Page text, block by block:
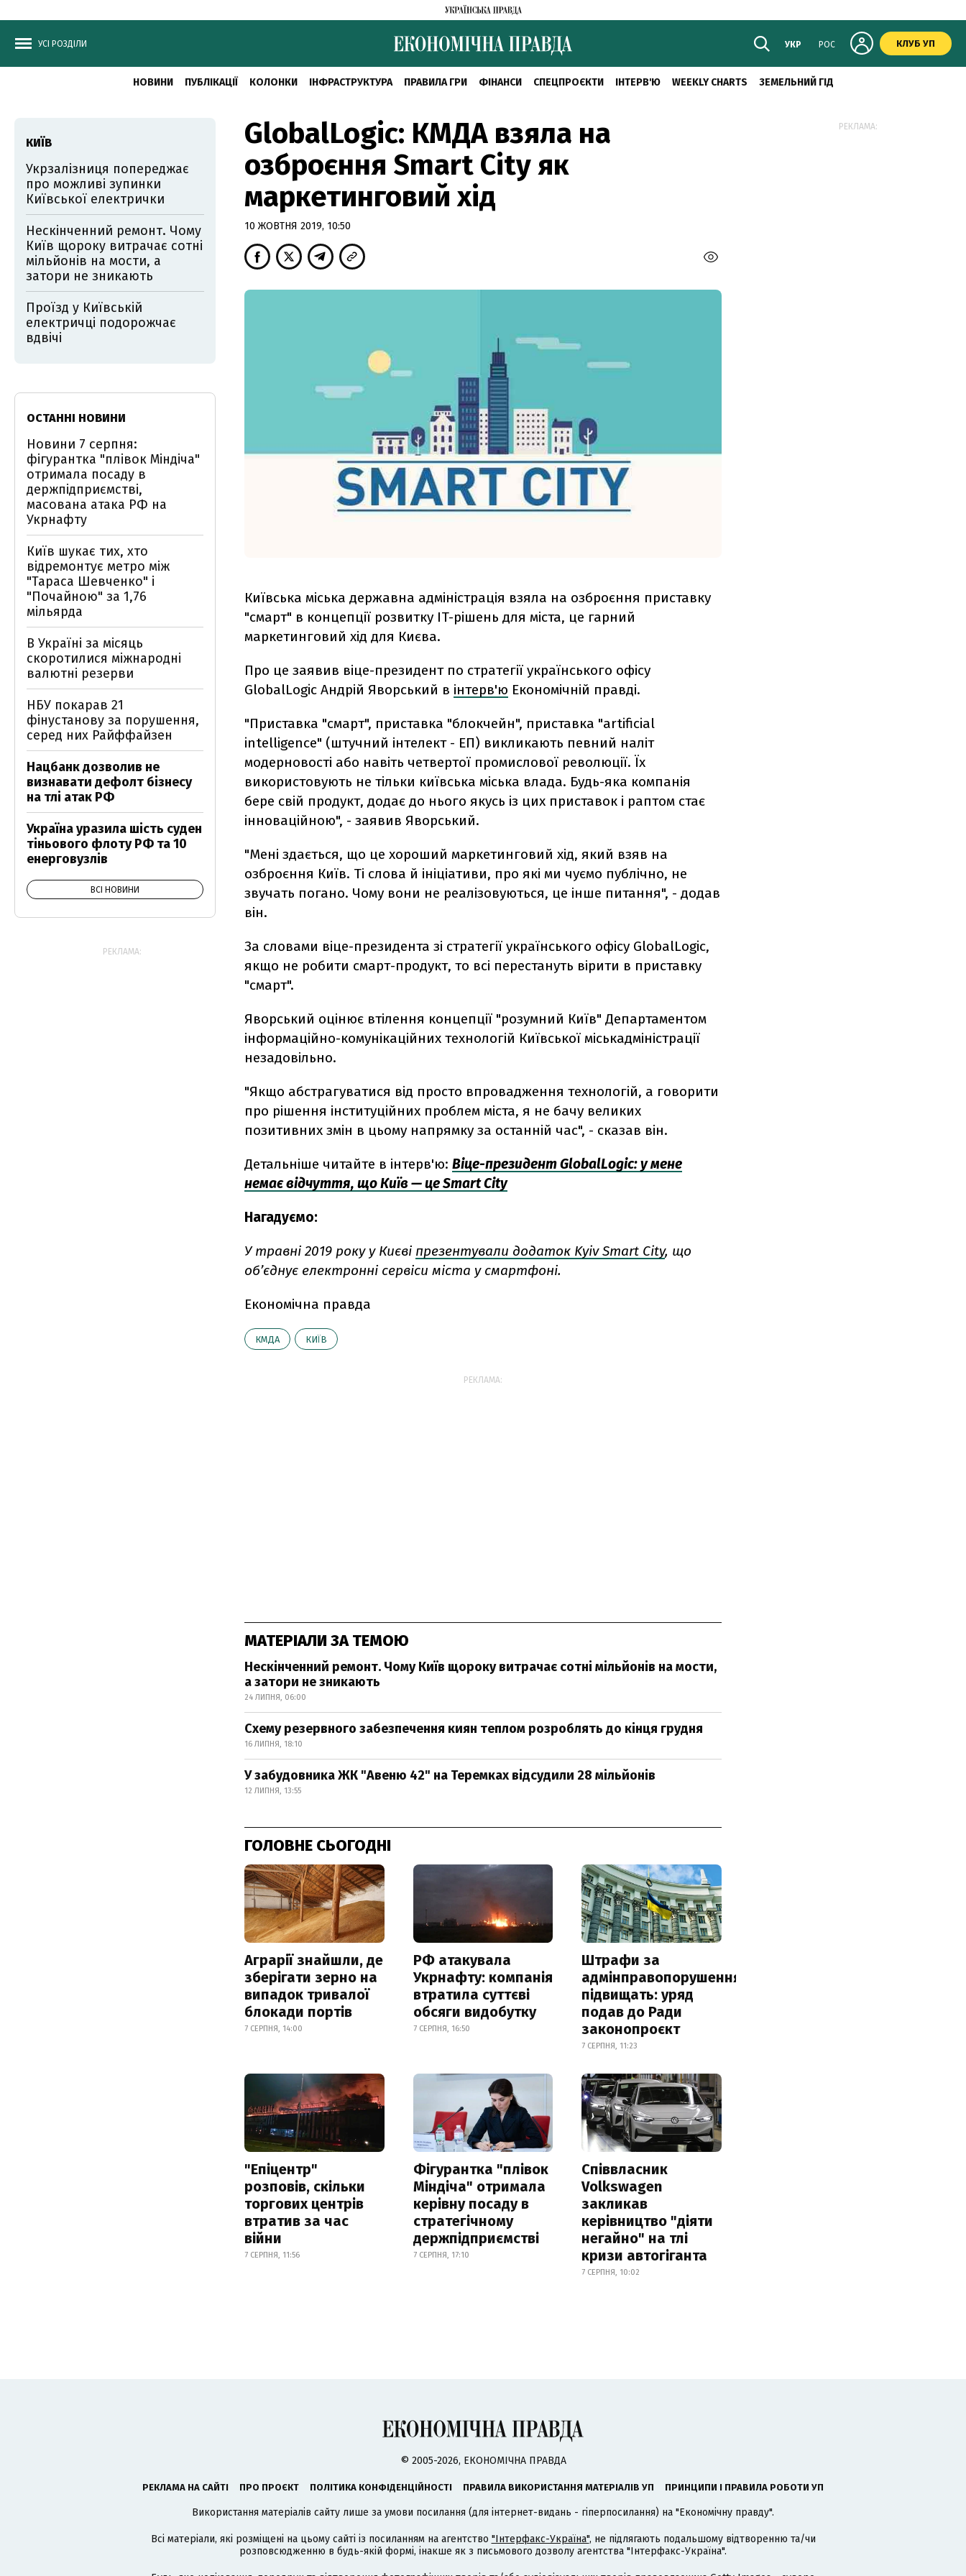
УСІ РОЗДІЛИ УКР РОС КЛУБ УП
НОВИНИ ПУБЛІКАЦІЇ КОЛОНКИ ІНФРАСТРУКТУРА ПРАВИЛА ГРИ ФІНАНСИ СПЕЦПРОЄКТИ ІНТЕРВ'Ю WEEKLY CHARTS ЗЕМЕЛЬНИЙ ГІД
GlobalLogic: КМДА взяла на
озброєння Smart City як
маркетинговий хід
10 ЖОВТНЯ 2019, 10:50
Київська міська державна адміністрація взяла на озброєння приставку
"смарт" в концепції розвитку IT-рішень для міста, це гарний
маркетинговий хід для Києва.
Про це заявив віце-президент по стратегії українського офісу
GlobalLogic Андрій Яворський в інтерв'ю Економічній правді.
"Приставка "смарт", приставка "блокчейн", приставка "artificial
intelligence" (штучний інтелект - ЕП) викликають певний наліт
модерновості або навіть четвертої промислової революції. Їх
використовують не тільки київська міська влада. Будь-яка компанія
бере свій продукт, додає до нього якусь із цих приставок і раптом стає
інноваційною", - заявив Яворський.
"Мені здається, що це хороший маркетинговий хід, який взяв на
озброєння Київ. Ті слова й ініціативи, про які ми чуємо публічно, не
звучать погано. Чому вони не реалізовуються, це інше питання", - додав
він.
За словами віце-президента зі стратегії українського офісу GlobalLogic,
якщо не робити смарт-продукт, то всі перестануть вірити в приставку
"смарт".
Яворський оцінює втілення концепції "розумний Київ" Департаментом
інформаційно-комунікаційних технологій Київської міськадміністрації
незадовільно.
"Якщо абстрагуватися від просто впровадження технологій, а говорити
про рішення інституційних проблем міста, я не бачу великих
позитивних змін в цьому напрямку за останній час", - сказав він.
Детальніше читайте в інтерв'ю: Віце-президент GlobalLogic: у мене
немає відчуття, що Київ — це Smart City
Нагадуємо:
У травні 2019 року у Києві презентували додаток Kyiv Smart City, що
об’єднує електронні сервіси міста у смартфоні.
Економічна правда
КМДА КИЇВ
РЕКЛАМА:
МАТЕРІАЛИ ЗА ТЕМОЮ
Нескінченний ремонт. Чому Київ щороку витрачає сотні мільйонів на мости,
а затори не зникають
24 ЛИПНЯ, 06:00
Схему резервного забезпечення киян теплом розроблять до кінця грудня
16 ЛИПНЯ, 18:10
У забудовника ЖК "Авеню 42" на Теремках відсудили 28 мільйонів
12 ЛИПНЯ, 13:55
ГОЛОВНЕ СЬОГОДНІ
Аграрії знайшли, де
зберігати зерно на
випадок тривалої
блокади портів
7 СЕРПНЯ, 14:00
РФ атакувала
Укрнафту: компанія
втратила суттєві
обсяги видобутку
7 СЕРПНЯ, 16:50
Штрафи за
адмінправопорушення
підвищать: уряд
подав до Ради
законопроєкт
7 СЕРПНЯ, 11:23
"Епіцентр"
розповів, скільки
торгових центрів
втратив за час
війни
7 СЕРПНЯ, 11:56
Фігурантка "плівок
Міндіча" отримала
керівну посаду в
стратегічному
держпідприємстві
7 СЕРПНЯ, 17:10
Співвласник
Volkswagen
закликав
керівництво "діяти
негайно" на тлі
кризи автогіганта
7 СЕРПНЯ, 10:02
КИЇВ
Укрзалізниця попереджає
про можливі зупинки
Київської електрички
Нескінченний ремонт. Чому
Київ щороку витрачає сотні
мільйонів на мости, а
затори не зникають
Проїзд у Київській
електричці подорожчає
вдвічі
ОСТАННІ НОВИНИ
Новини 7 серпня:
фігурантка "плівок Міндіча"
отримала посаду в
держпідприємстві,
масована атака РФ на
Укрнафту
Київ шукає тих, хто
відремонтує метро між
"Тараса Шевченко" і
"Почайною" за 1,76
мільярда
В Україні за місяць
скоротилися міжнародні
валютні резерви
НБУ покарав 21
фінустанову за порушення,
серед них Райффайзен
Нацбанк дозволив не
визнавати дефолт бізнесу
на тлі атак РФ
Україна уразила шість суден
тіньового флоту РФ та 10
енерговузлів
ВСІ НОВИНИ
РЕКЛАМА:
РЕКЛАМА:
© 2005-2026, ЕКОНОМІЧНА ПРАВДА
РЕКЛАМА НА САЙТІ ПРО ПРОЄКТ ПОЛІТИКА КОНФІДЕНЦІЙНОСТІ ПРАВИЛА ВИКОРИСТАННЯ МАТЕРІАЛІВ УП ПРИНЦИПИ І ПРАВИЛА РОБОТИ УП
Використання матеріалів сайту лише за умови посилання (для інтернет-видань - гіперпосилання) на "Економічну правду".
Всі матеріали, які розміщені на цьому сайті із посиланням на агентство "Інтерфакс-Україна", не підлягають подальшому відтворенню та/чи
розповсюдженню в будь-якій формі, інакше як з письмового дозволу агентства "Інтерфакс-Україна".